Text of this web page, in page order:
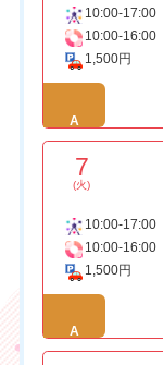
10:00-17:00
10:00-16:00
1,500円
A
7
(火)
10:00-17:00
10:00-16:00
1,500円
A